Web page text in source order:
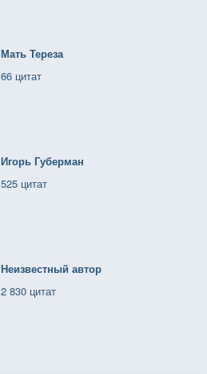
Мать Тереза
66 цитат
Игорь Губерман
525 цитат
Неизвестный автор
2 830 цитат